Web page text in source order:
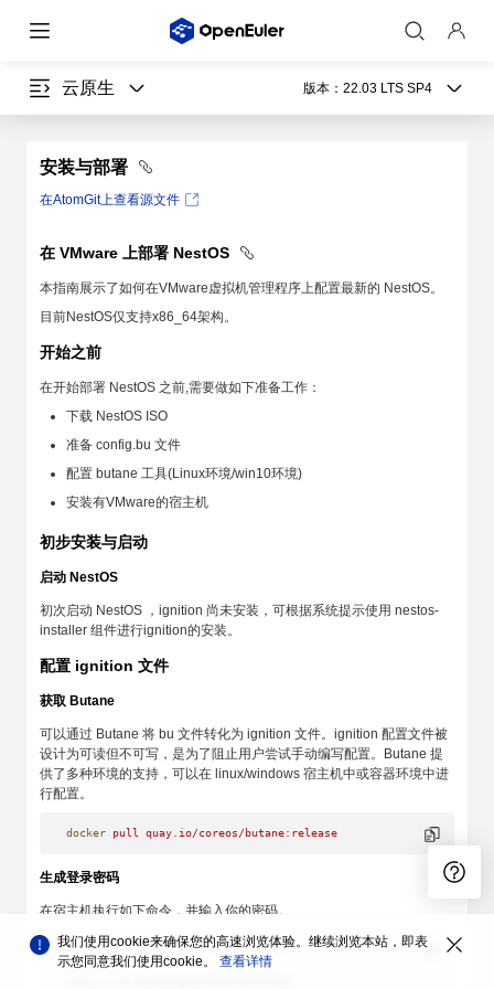
云原生 版本： 22.03 LTS SP4
安装与部署
在AtomGit上查看源文件
在 VMware 上部署 NestOS
本指南展示了如何在VMware虚拟机管理程序上配置最新的 NestOS。
目前NestOS仅支持x86_64架构。
开始之前
​在开始部署 NestOS 之前,需要做如下准备工作：
下载 NestOS ISO
准备 config.bu 文件
配置 butane 工具(Linux环境/win10环境)
安装有VMware的宿主机
初步安装与启动
启动 NestOS
初次启动 NestOS ，ignition 尚未安装，可根据系统提示使用 nestos-
installer 组件进行ignition的安装。
配置 ignition 文件
获取 Butane
可以通过 Butane 将 bu 文件转化为 ignition 文件。ignition 配置文件被
设计为可读但不可写，是为了阻止用户尝试手动编写配置。Butane 提
供了多种环境的支持，可以在 linux/windows 宿主机中或容器环境中进
行配置。
docker pull quay.io/coreos/butane:release
生成登录密码
在宿主机执行如下命令，并输入你的密码。
# openssl passwd -1 -salt yoursalt
Password:
我们使用cookie来确保您的高速浏览体验。继续浏览本站，即表
示您同意我们使用cookie。 查看详情